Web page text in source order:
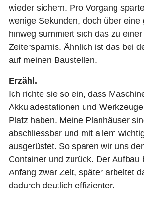
wieder sichern. Pro Vorgang
wenige Sekunden, doch über eine
hinweg summiert sich das zu
Zeitersparnis. Ähnlich ist das bei
auf meinen Baustellen.
Erzähl.
Ich richte sie so ein, dass
Akkuladestationen und
Platz haben. Meine Planhäuser
abschliessbar und mit allem
ausgerüstet. So sparen wir uns
Container und zurück. Der Aufbau
Anfang zwar Zeit, später arbeitet
dadurch deutlich effizienter.